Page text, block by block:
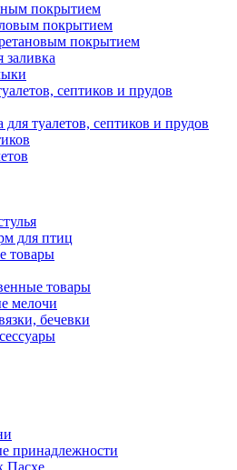
покрытием
покрытием
покрытием
заливка
септиков и прудов
для туалетов, септиков и прудов
для птиц
товары
товары
мелочи
бечевки
принадлежности
Пасхе